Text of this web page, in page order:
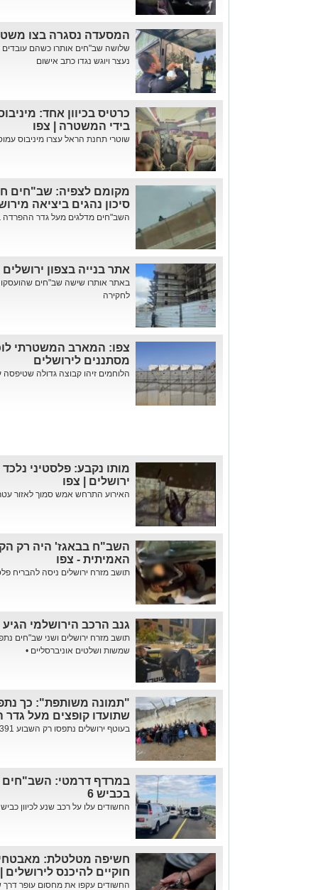
המסעדה נסגרה בצו
שלושה שב"חים אותרו כשהם
נעצר ויוגש נגדו כתב אישום
בידי המשטרה | צפו
שוטרי תחנת הראל עצרו מיניבוס
מקומם לצפיה: שב"חים
סיכון נהגים ביציאה
השב"חים מדלגים מעל גדר ההפרדה
אתר בנייה בצפון ירושלים נסגר ל־30
באתר אותרו שישה שב"חים שהועסקו
לחקירה
צפו: המארב המשטרתי
מסתננים לירושלים
הלוחמים זיהו קבוצה גדולה
מותו נקבע: פלסטיני
ירושלים | צפו
האירוע התרחש אמש סמוך לאזור
השב"ח בבאגז' היה רק
האמיתית - צפו
תושב מזרח ירושלים ניסה להבריח
גנב הרכב הירושלמי הגיע
תושב מזרח ירושלים ושני שב"חים
שמשות ושלטים אוניברסליים •
"תמונה משותפת": כך
שתועדו קופצים מעל גדר
בעוטף ירושלים נתפסו רק השבוע 391 שוהים בלתי חוקיים • 53 חשודים ...
במרדף דרמטי: השב"חים
בכביש 6
החשודים עלו על רכב שנע לכיוון כביש 6 • כוחות הביטחון עצרו את הרכב
חשיפה מטלטלת:
חוקיים להיכנס
החשודים עקפו את מחסום עופר דרך